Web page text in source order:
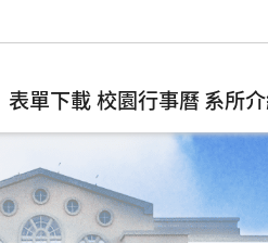
表單下載校園行事曆系所